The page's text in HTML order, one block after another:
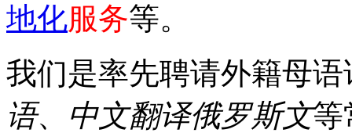
地化服务等。
我们是率先聘请外籍母
语、 中文翻译俄罗斯文等